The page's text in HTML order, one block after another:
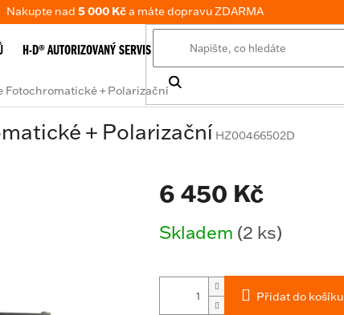
Nakupte nad 5 000 Kča máte dopravu ZDARMA
H-D® AUTORIZOVANÝ SERVIS E-SHOP TABULKA VELIKOSTÍ
Fotochromatické + Polarizační
+ Polarizační HZ00466502D
6 450 Kč
cena:
Skladem (2 ks)
Přidat do košíku